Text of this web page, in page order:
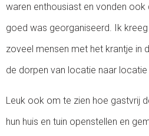
waren enthousiast en vonden ook
goed was georganiseerd. Ik
zoveel mensen met het krantje in
de dorpen van locatie naar
Leuk ook om te zien hoe gastvrij
hun huis en tuin openstellen en